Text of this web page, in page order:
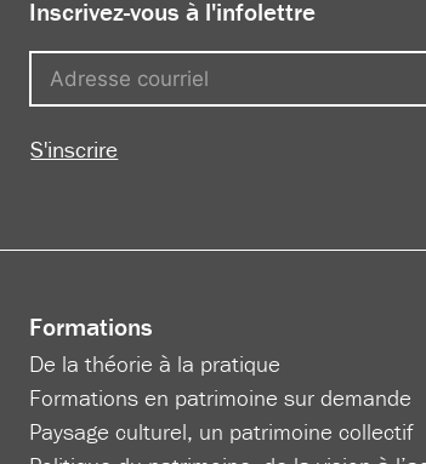
Inscrivez-vous à l'infolettre
S'inscrire
Formations
De la théorie à la pratique
Formations en patrimoine sur demande
Paysage culturel, un patrimoine collectif